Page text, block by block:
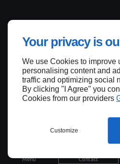
Your privacy is
We use Cookies to improve
personalising content and
traffic and optimizing social
By clicking "I Agree" you
Cookies from our providers
Customize
Menu Contact